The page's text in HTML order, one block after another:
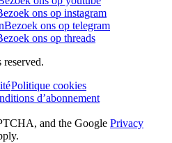
ons op instagram
Bezoek ons op telegram
ons op threads
Politique cookies
d’abonnement
and the Google Privacy